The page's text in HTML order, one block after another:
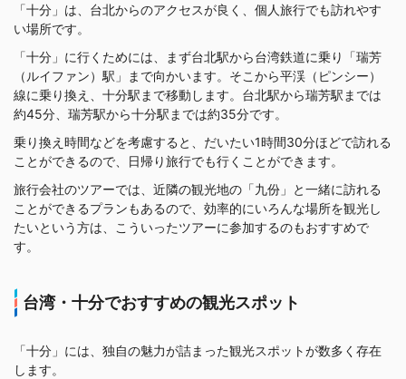
「十分」は、台北からのアクセスが良く、個人旅行でも訪れやす
い場所です。
「十分」に行くためには、まず台北駅から台湾鉄道に乗り「瑞芳
（ルイファン）駅」まで向かいます。そこから平渓（ピンシー）
線に乗り換え、十分駅まで移動します。台北駅から瑞芳駅までは
約45分、瑞芳駅から十分駅までは約35分です。
乗り換え時間などを考慮すると、だいたい1時間30分ほどで訪れる
ことができるので、日帰り旅行でも行くことができます。
旅行会社のツアーでは、近隣の観光地の「九份」と一緒に訪れる
ことができるプランもあるので、効率的にいろんな場所を観光し
たいという方は、こういったツアーに参加するのもおすすめで
す。
台湾・十分でおすすめの観光スポット
「十分」には、独自の魅力が詰まった観光スポットが数多く存在
します。